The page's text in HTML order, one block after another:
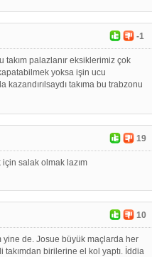
-1
takım palazlanır eksiklerimiz çok
yoksa işin ucu
takıma bu trabzonu
19
salak olmak lazım
10
de. Josue büyük maçlarda her
birilerine el kol yaptı. İddia